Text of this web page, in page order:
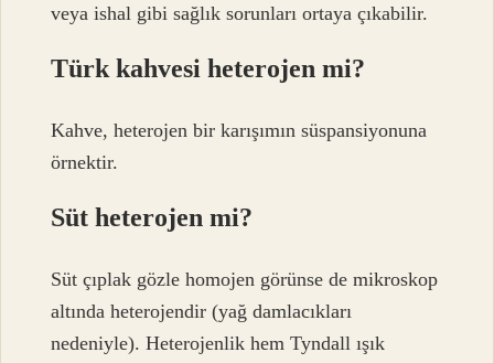
veya ishal gibi sağlık sorunları ortaya çıkabilir.
Türk kahvesi heterojen mi?
Kahve, heterojen bir karışımın süspansiyonuna
örnektir.
Süt heterojen mi?
Süt çıplak gözle homojen görünse de mikroskop
altında heterojendir (yağ damlacıkları
nedeniyle). Heterojenlik hem Tyndall ışık